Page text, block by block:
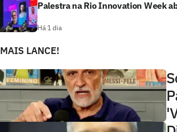
Palestra na Rio Innovation Week
Há 1 dia
MAIS LANCE!